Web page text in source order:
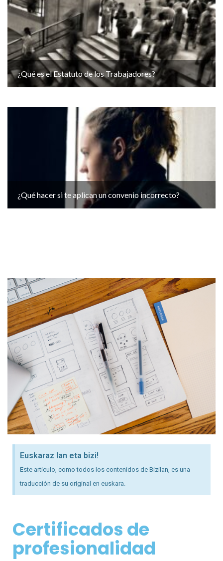
¿Qué es el Estatuto de los Trabajadores?
¿Qué hacer si te aplican un convenio incorrecto?
Euskaraz lan eta bizi!
Este artículo, como todos los contenidos de Bizilan, es una
traducción de su original en euskara.
Certificados de
profesionalidad